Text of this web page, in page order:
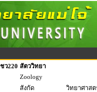
ชว220 สัตววิทยา
Zoology
สังกัด
วิทยาศาส